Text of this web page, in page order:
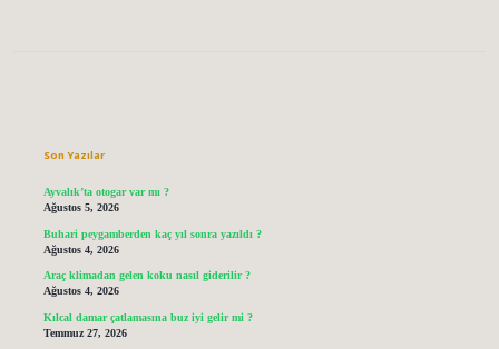
Son Yazılar
Ayvalık’ta otogar var mı ?
Ağustos 5, 2026
Buhari peygamberden kaç yıl sonra yazıldı ?
Ağustos 4, 2026
Araç klimadan gelen koku nasıl giderilir ?
Ağustos 4, 2026
Kılcal damar çatlamasına buz iyi gelir mi ?
Temmuz 27, 2026